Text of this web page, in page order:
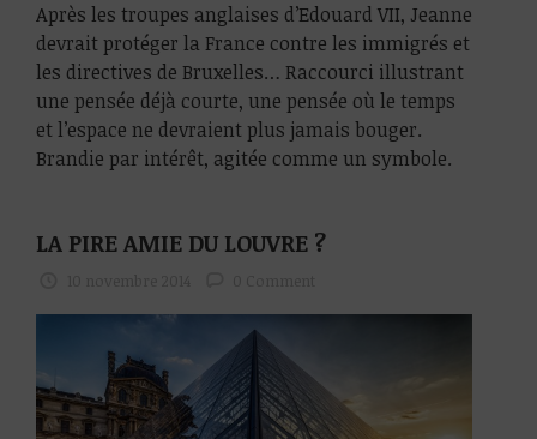
Après les troupes anglaises d’Edouard VII, Jeanne
devrait protéger la France contre les immigrés et
les directives de Bruxelles… Raccourci illustrant
une pensée déjà courte, une pensée où le temps
et l’espace ne devraient plus jamais bouger.
Brandie par intérêt, agitée comme un symbole.
LA PIRE AMIE DU LOUVRE ?